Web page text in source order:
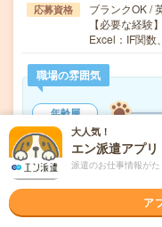
応募資格
ブランクOK /
【必要な経
Excel：IF関
職場の雰囲気
年齢層
男女比率
大人気！
エン派遣アプリ
派遣のお仕事情報が
ア